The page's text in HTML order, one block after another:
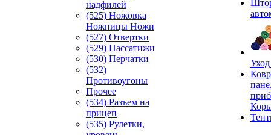
надфилей
(525) Ножовка
Ножницы Ножи
(527) Отвертки
(529) Пассатижи
(530) Перчатки
(532)
Противоугоны
Прочее
(534) Разъем на
прицеп
(535) Рулетки,
Уход